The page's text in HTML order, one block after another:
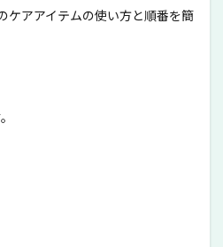
ケアアイテムの使い方と順番を簡